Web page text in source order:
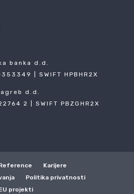
banka d.d.
| SWIFT HPBHR2X
d.d.
2 | SWIFT PBZGHR2X
Karijere
Politika privatnosti
projekti